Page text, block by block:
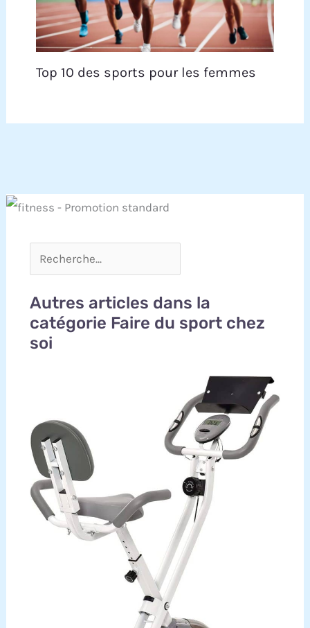
Top 10 des sports pour les femmes
Autres articles dans la
catégorie Faire du sport chez
soi